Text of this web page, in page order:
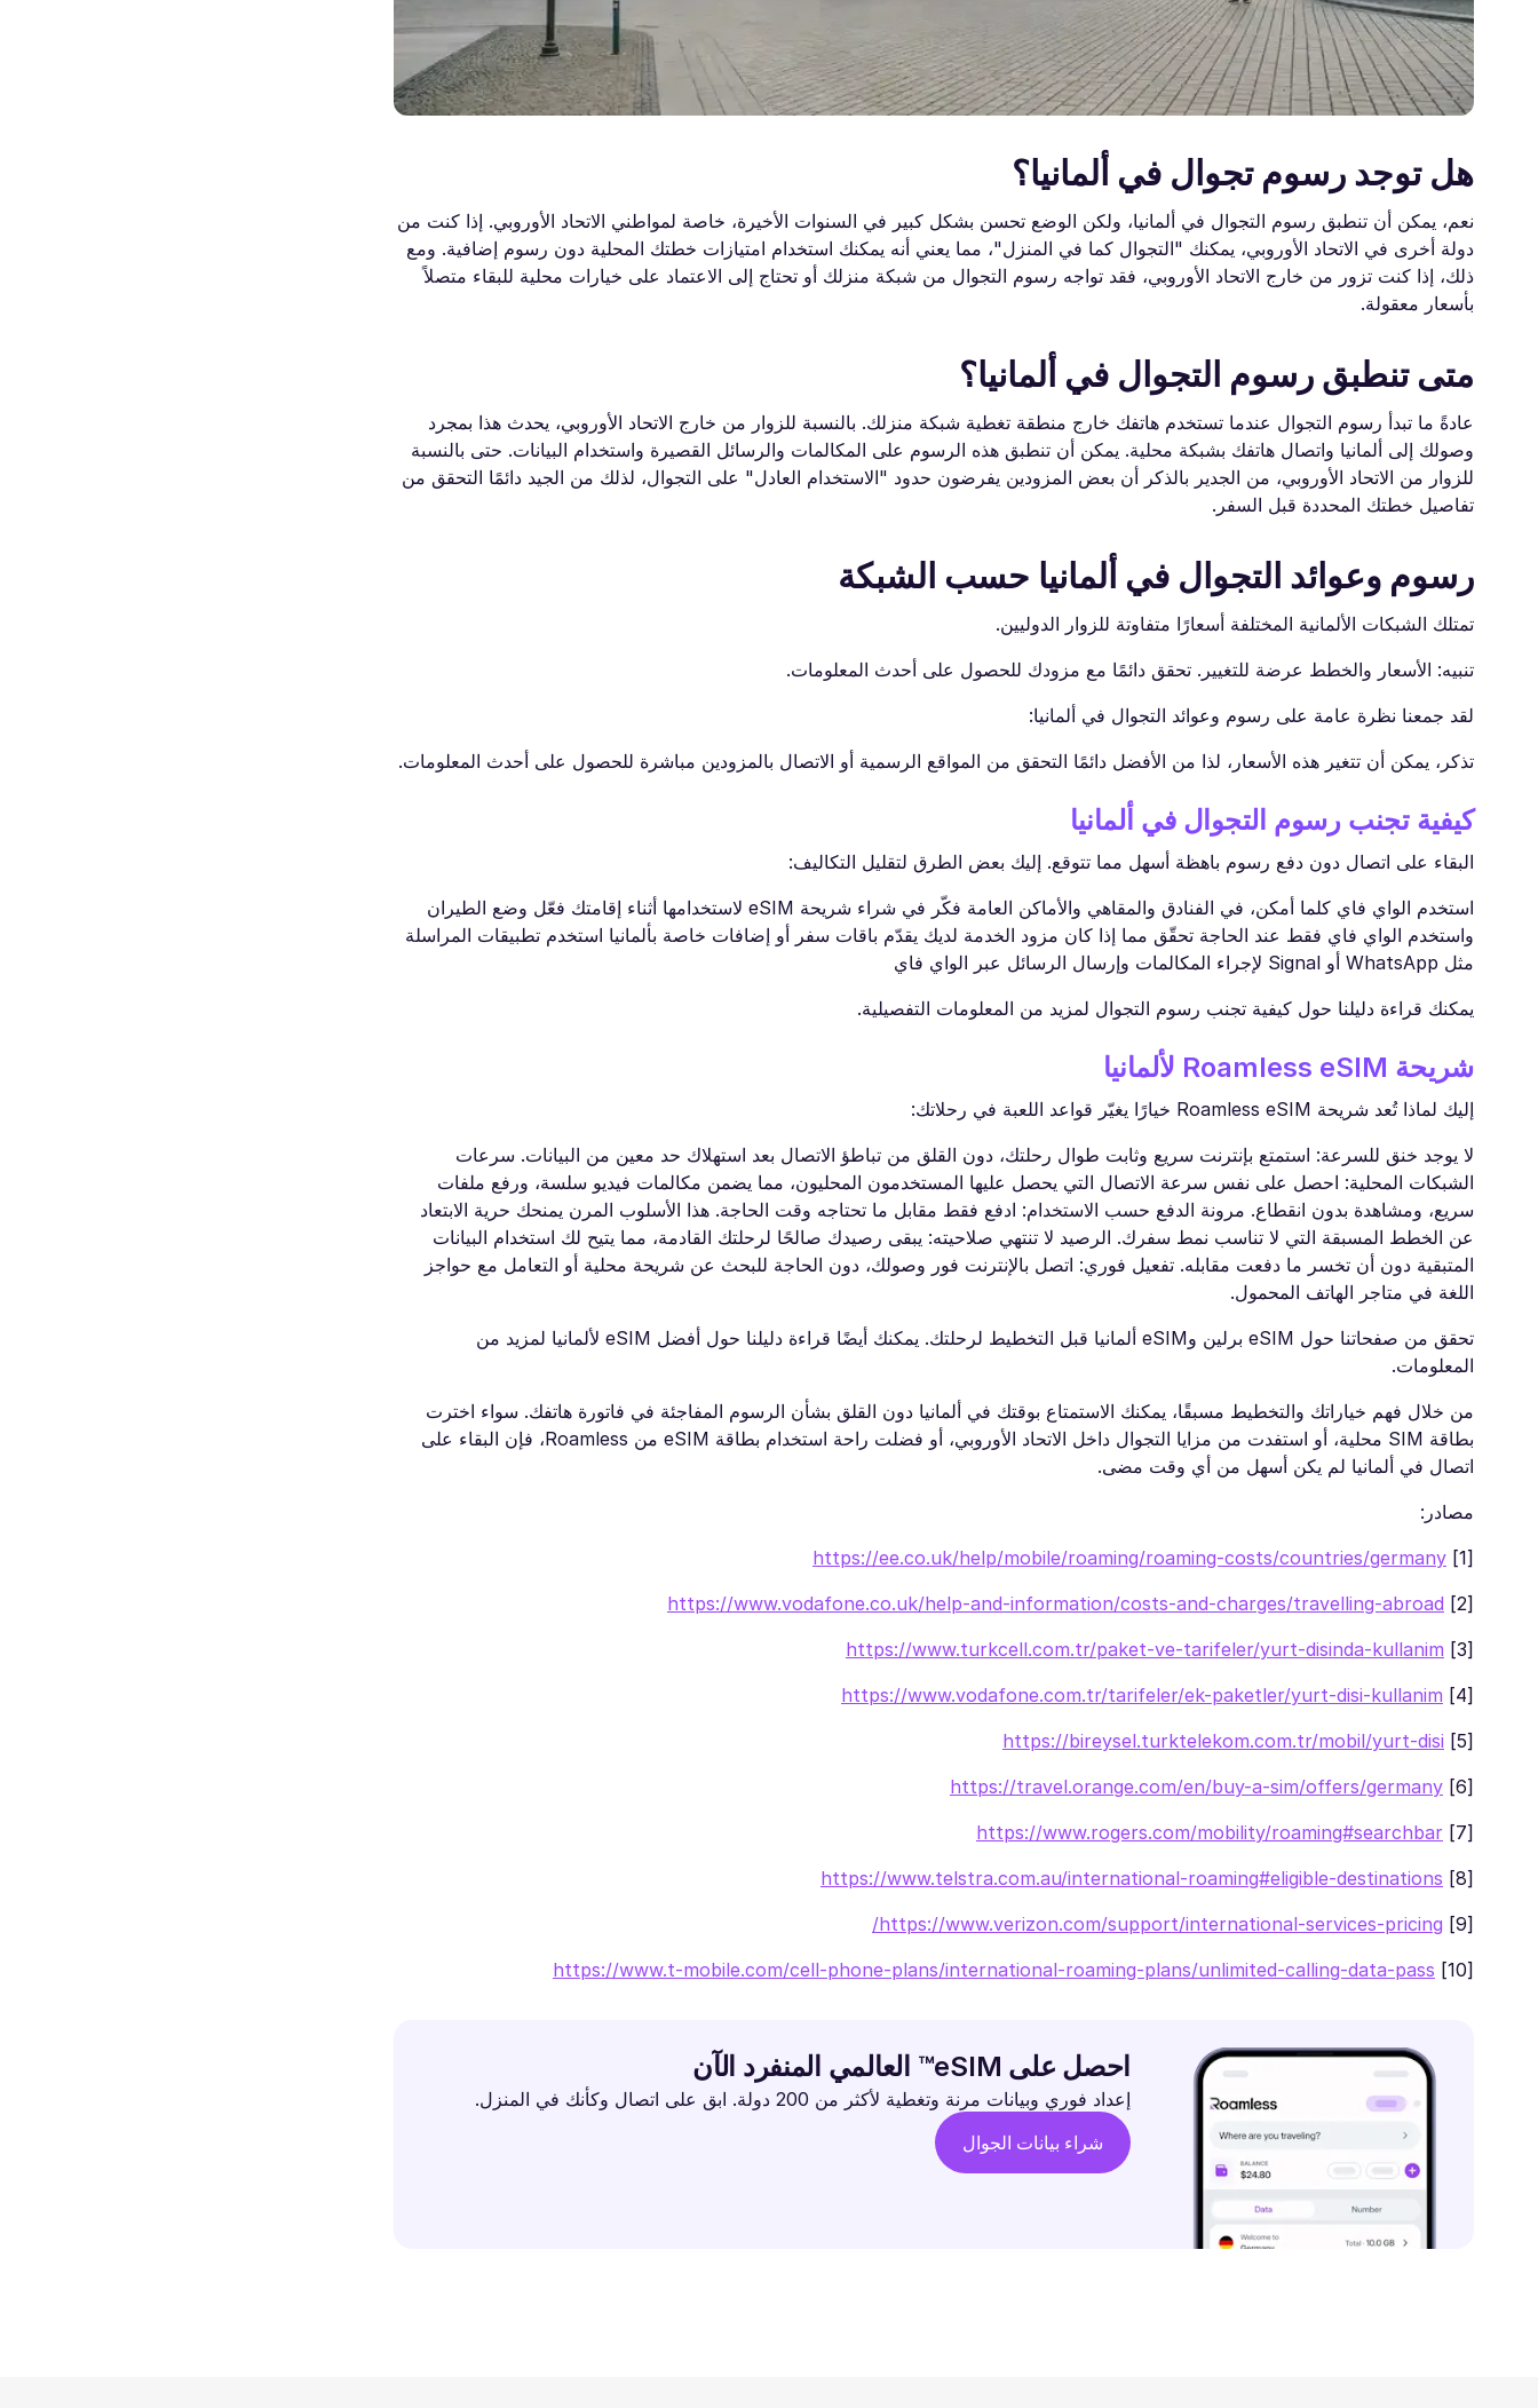
هل توجد رسوم تجوال في ألمانيا؟
نعم، يمكن أن تنطبق رسوم التجوال في ألمانيا، ولكن الوضع تحسن بشكل كبير في السنوات الأخيرة، خاصة لمواطني الاتحاد الأوروبي. إذا كنت من
دولة أخرى في الاتحاد الأوروبي، يمكنك "التجوال كما في المنزل"، مما يعني أنه يمكنك استخدام امتيازات خطتك المحلية دون رسوم إضافية. ومع
ذلك، إذا كنت تزور من خارج الاتحاد الأوروبي، فقد تواجه رسوم التجوال من شبكة منزلك أو تحتاج إلى الاعتماد على خيارات محلية للبقاء متصلاً
بأسعار معقولة.
متى تنطبق رسوم التجوال في ألمانيا؟
عادةً ما تبدأ رسوم التجوال عندما تستخدم هاتفك خارج منطقة تغطية شبكة منزلك. بالنسبة للزوار من خارج الاتحاد الأوروبي، يحدث هذا بمجرد
وصولك إلى ألمانيا واتصال هاتفك بشبكة محلية. يمكن أن تنطبق هذه الرسوم على المكالمات والرسائل القصيرة واستخدام البيانات. حتى بالنسبة
للزوار من الاتحاد الأوروبي، من الجدير بالذكر أن بعض المزودين يفرضون حدود "الاستخدام العادل" على التجوال، لذلك من الجيد دائمًا التحقق من
تفاصيل خطتك المحددة قبل السفر.
رسوم وعوائد التجوال في ألمانيا حسب الشبكة
تمتلك الشبكات الألمانية المختلفة أسعارًا متفاوتة للزوار الدوليين.
تنبيه: الأسعار والخطط عرضة للتغيير. تحقق دائمًا مع مزودك للحصول على أحدث المعلومات.
لقد جمعنا نظرة عامة على رسوم وعوائد التجوال في ألمانيا:
تذكر، يمكن أن تتغير هذه الأسعار، لذا من الأفضل دائمًا التحقق من المواقع الرسمية أو الاتصال بالمزودين مباشرة للحصول على أحدث المعلومات.
كيفية تجنب رسوم التجوال في ألمانيا
البقاء على اتصال دون دفع رسوم باهظة أسهل مما تتوقع. إليك بعض الطرق لتقليل التكاليف:
استخدم الواي فاي كلما أمكن، في الفنادق والمقاهي والأماكن العامة فكّر في شراء شريحة eSIM لاستخدامها أثناء إقامتك فعّل وضع الطيران
واستخدم الواي فاي فقط عند الحاجة تحقّق مما إذا كان مزود الخدمة لديك يقدّم باقات سفر أو إضافات خاصة بألمانيا استخدم تطبيقات المراسلة
مثل WhatsApp أو Signal لإجراء المكالمات وإرسال الرسائل عبر الواي فاي
يمكنك قراءة دليلنا حول كيفية تجنب رسوم التجوال لمزيد من المعلومات التفصيلية.
شريحة Roamless eSIM لألمانيا
إليك لماذا تُعد شريحة Roamless eSIM خيارًا يغيّر قواعد اللعبة في رحلاتك:
لا يوجد خنق للسرعة: استمتع بإنترنت سريع وثابت طوال رحلتك، دون القلق من تباطؤ الاتصال بعد استهلاك حد معين من البيانات. سرعات
الشبكات المحلية: احصل على نفس سرعة الاتصال التي يحصل عليها المستخدمون المحليون، مما يضمن مكالمات فيديو سلسة، ورفع ملفات
سريع، ومشاهدة بدون انقطاع. مرونة الدفع حسب الاستخدام: ادفع فقط مقابل ما تحتاجه وقت الحاجة. هذا الأسلوب المرن يمنحك حرية الابتعاد
عن الخطط المسبقة التي لا تناسب نمط سفرك. الرصيد لا تنتهي صلاحيته: يبقى رصيدك صالحًا لرحلتك القادمة، مما يتيح لك استخدام البيانات
المتبقية دون أن تخسر ما دفعت مقابله. تفعيل فوري: اتصل بالإنترنت فور وصولك، دون الحاجة للبحث عن شريحة محلية أو التعامل مع حواجز
اللغة في متاجر الهاتف المحمول.
تحقق من صفحاتنا حول eSIM برلين وeSIM ألمانيا قبل التخطيط لرحلتك. يمكنك أيضًا قراءة دليلنا حول أفضل eSIM لألمانيا لمزيد من
المعلومات.
من خلال فهم خياراتك والتخطيط مسبقًا، يمكنك الاستمتاع بوقتك في ألمانيا دون القلق بشأن الرسوم المفاجئة في فاتورة هاتفك. سواء اخترت
بطاقة SIM محلية، أو استفدت من مزايا التجوال داخل الاتحاد الأوروبي، أو فضلت راحة استخدام بطاقة eSIM من Roamless، فإن البقاء على
اتصال في ألمانيا لم يكن أسهل من أي وقت مضى.
مصادر:
[1]
https://ee.co.uk/help/mobile/roaming/roaming-costs/countries/germany
[2]
https://www.vodafone.co.uk/help-and-information/costs-and-charges/travelling-abroad
[3]
https://www.turkcell.com.tr/paket-ve-tarifeler/yurt-disinda-kullanim
[4]
https://www.vodafone.com.tr/tarifeler/ek-paketler/yurt-disi-kullanim
[5]
https://bireysel.turktelekom.com.tr/mobil/yurt-disi
[6]
https://travel.orange.com/en/buy-a-sim/offers/germany
[7]
https://www.rogers.com/mobility/roaming#searchbar
[8]
https://www.telstra.com.au/international-roaming#eligible-destinations
[9]
https://www.verizon.com/support/international-services-pricing/
[10]
https://www.t-mobile.com/cell-phone-plans/international-roaming-plans/unlimited-calling-data-pass
احصل على eSIM™ العالمي المنفرد الآن
إعداد فوري وبيانات مرنة وتغطية لأكثر من 200 دولة. ابق على اتصال وكأنك في المنزل.
شراء بيانات الجوال